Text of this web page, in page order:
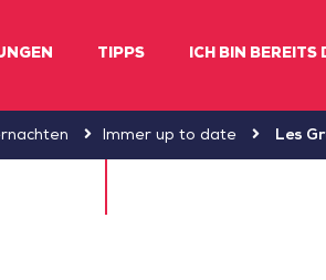
TIPPS ICH BIN BEREITS
Immer up to date Les